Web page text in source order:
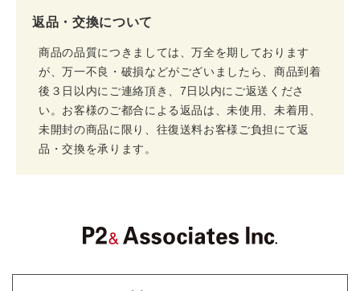
返品・交換について
商品の品質につきましては、万全を期しております
が、万一不良・破損などがございましたら、商品到着
後３日以内にご連絡頂き、7日以内にご返送くださ
い。お客様のご都合による返品は、未使用、未着用、
未開封の商品に限り、往復送料お客様ご負担にて返
品・交換を承ります。